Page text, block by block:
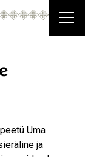
Uma
ja